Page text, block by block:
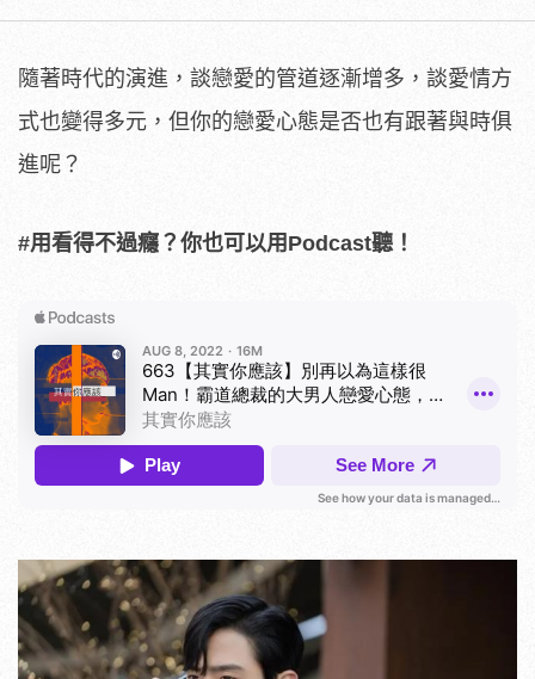
隨著時代的演進，談戀愛的管道逐漸增多，談愛情方
式也變得多元，但你的戀愛心態是否也有跟著與時俱
進呢？
#用看得不過癮？你也可以用Podcast聽！